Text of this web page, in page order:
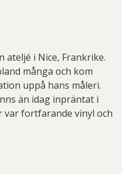
ateljé i Nice, Frankrike.
många och kom
uppå hans måleri.
än idag inpräntat i
var fortfarande vinyl och